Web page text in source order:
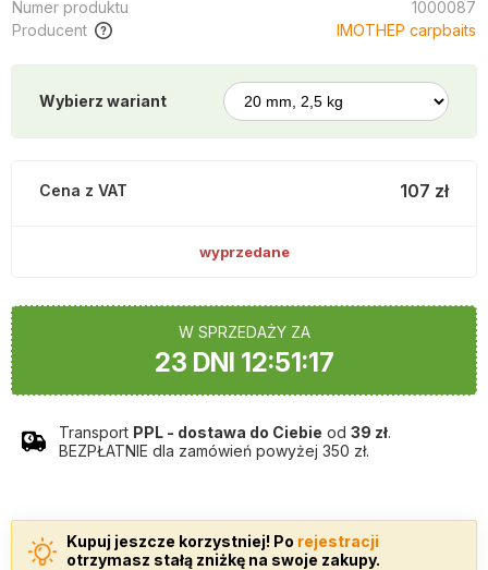
Numer produktu
1000087
Producent
IMOTHEP carpbaits
Wybierz wariant
107 zł
Cena z VAT
wyprzedane
W SPRZEDAŻY ZA
23 DNI 12:51:16
Transport PPL - dostawa do Ciebie od 39 zł.
BEZPŁATNIE dla zamówień powyżej 350 zł.
Kupuj jeszcze korzystniej! Po rejestracji
otrzymasz stałą zniżkę na swoje zakupy.